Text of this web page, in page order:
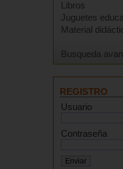
Libros
Juguetes
Material
Busqueda
REGISTRO
Usuario
Contraseña